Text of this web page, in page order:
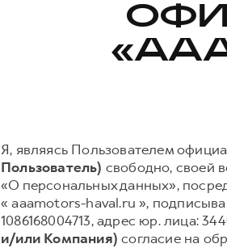
Я, являясь Пользователем
Пользователь) свободно, своей
«О персональных данных»,
« aaamotors-haval.ru »,
1086168004713, адрес юр. лица:
и/или Компания) согласие на